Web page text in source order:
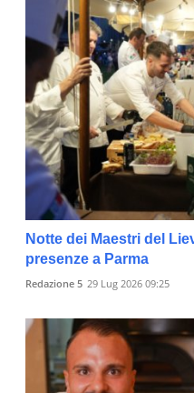
Notte dei Maestri del
presenze a Parma
Redazione 5 29 Lug 2026 09:25